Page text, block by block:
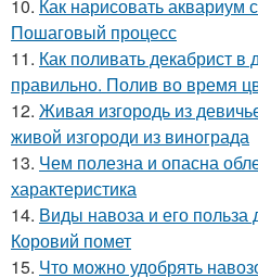
10. Как нарисовать аквариум
Пошаговый процесс
11. Как поливать декабрист
правильно. Полив во время
12. Живая изгородь из
живой изгороди из винограда
13. Чем полезна и опасна
характеристика
14. Виды навоза и его польза
Коровий помет
15. Что можно удобрять